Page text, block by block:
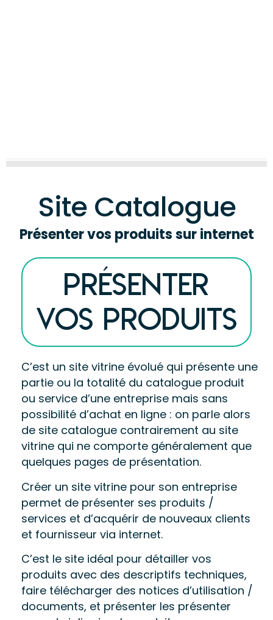
Site Catalogue
Présenter vos produits sur internet
Présenter
vos produits
C’est un site vitrine évolué qui présente une
partie ou la totalité du catalogue produit
ou service d’une entreprise mais sans
possibilité d’achat en ligne : on parle alors
de site catalogue contrairement au site
vitrine qui ne comporte généralement que
quelques pages de présentation.
Créer un site vitrine pour son entreprise
permet de présenter ses produits /
services et d’acquérir de nouveaux clients
et fournisseur via internet.
C’est le site idéal pour détailler vos
produits avec des descriptifs techniques,
faire télécharger des notices d’utilisation /
documents, et présenter les présenter